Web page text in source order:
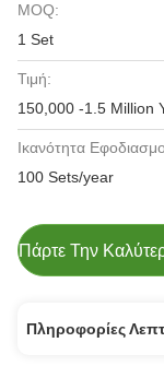
MOQ:
1 Set
Τιμή:
150,000 -1.5 Million
Ικανότητα
100 Sets/year
Πληροφορίες